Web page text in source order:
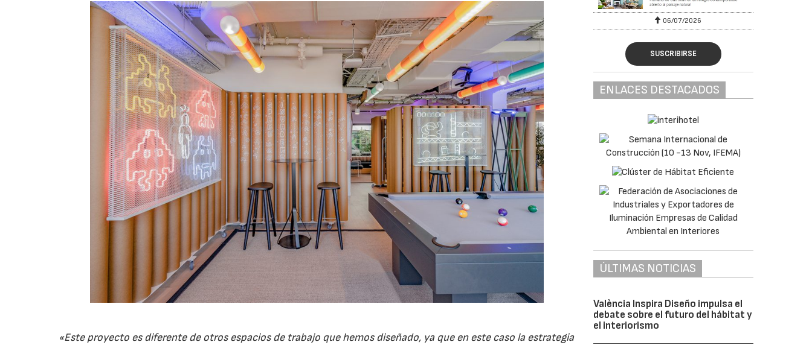
«Este proyecto es diferente de otros espacios de trabajo que hemos diseñado, ya que en este caso la estrategia
06/07/2026 20/07/2026 06/07/2026
SUSCRIBIRSE
ENLACES DESTACADOS
ÚLTIMAS NOTICIAS
València Inspira Diseño impulsa el
debate sobre el futuro del hábitat y
el interiorismo